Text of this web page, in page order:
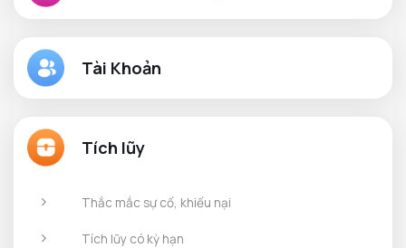
Tài Khoản
Tích lũy
Thắc mắc sự cố, khiếu nại
Tích lũy có kỳ hạn